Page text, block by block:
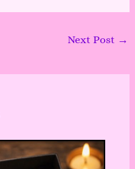
Next Post →